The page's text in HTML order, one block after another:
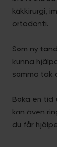
käkkirurgi,
ortodonti.
Som ny
kunna
samma tak
Boka en tid
kan även
du får